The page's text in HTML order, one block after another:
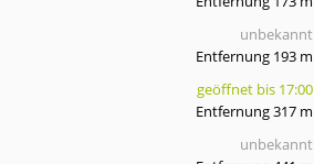
unbekannt
Entfernung 193 m
geöffnet bis 17:00
Entfernung 317 m
unbekannt